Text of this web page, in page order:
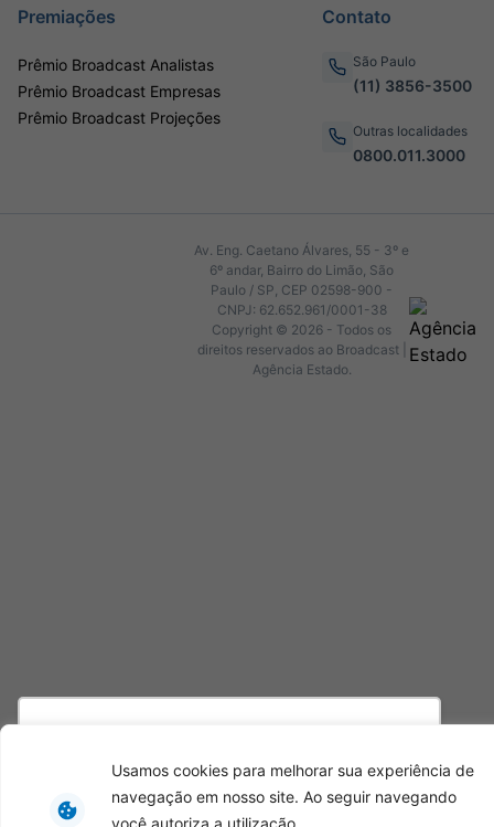
como você interage em nosso site e
personalizar conteúdo. Ao utilizar este site, você
Usamos cookies para melhorar sua experiência de
navegação em nosso site. Ao seguir navegando
você autoriza a utilização
Premiações
Prêmio Broadcast Analistas
Prêmio Broadcast Empresas
Prêmio Broadcast Projeções
Contato
São Paulo
(11) 3856-3500
Outras localidades
0800.011.3000
Av. Eng. Caetano Álvares, 55 - 3º e
6º andar, Bairro do Limão, São
Paulo / SP, CEP 02598-900 -
CNPJ: 62.652.961/0001-38
Copyright © 2026 - Todos os
direitos reservados ao Broadcast |
Agência Estado.